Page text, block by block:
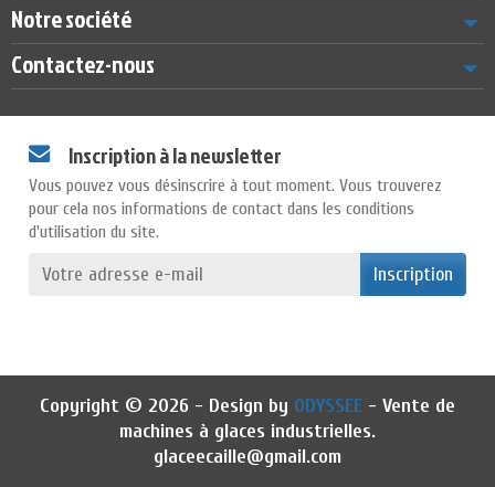
Notre société
Contactez-nous
Inscription à la newsletter
Vous pouvez vous désinscrire à tout moment. Vous trouverez
pour cela nos informations de contact dans les conditions
d'utilisation du site.
Inscription
Copyright © 2026 - Design by ODYSSEE - Vente de
machines à glaces industrielles.
glaceecaille@gmail.com